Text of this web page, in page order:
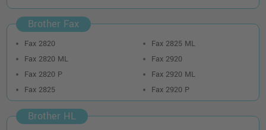
Brother Fax
Fax 2820
Fax 2820 ML
Fax 2820 P
Fax 2825
Fax 2825 ML
Fax 2920
Fax 2920 ML
Fax 2920 P
Brother HL